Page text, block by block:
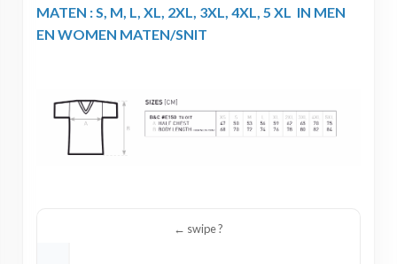
MATEN : S, M, L, XL, 2XL, 3XL, 4XL, 5 XL IN MEN
EN WOMEN MATEN/SNIT